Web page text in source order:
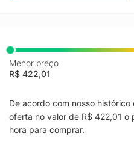
Menor preço
R$ 422,01
De acordo com nosso
oferta no valor de R$ 422,01
hora para comprar.